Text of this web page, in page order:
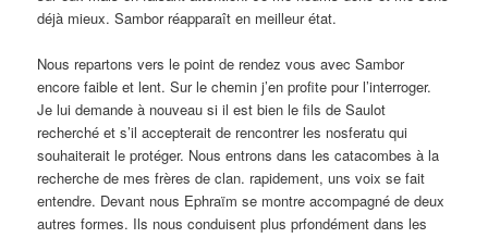
déjà mieux. Sambor réapparaît en meilleur état.
Nous repartons vers le point de rendez vous avec Sambor
encore faible et lent. Sur le chemin j’en profite pour l’interroger.
Je lui demande à nouveau si il est bien le fils de Saulot
recherché et s’il accepterait de rencontrer les nosferatu qui
souhaiterait le protéger. Nous entrons dans les catacombes à la
recherche de mes frères de clan. rapidement, uns voix se fait
entendre. Devant nous Ephraïm se montre accompagné de deux
autres formes. Ils nous conduisent plus prfondément dans les